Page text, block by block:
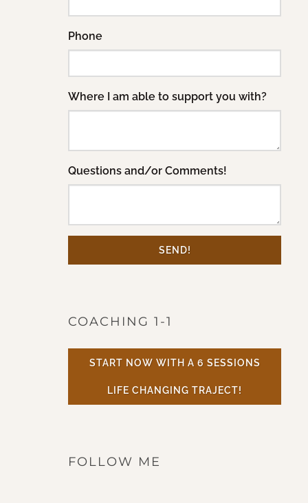
Phone
Where I am able to support you with?
Questions and/or Comments!
SEND!
COACHING 1-1
START NOW WITH A 6 SESSIONS
LIFE CHANGING TRAJECT!
FOLLOW ME